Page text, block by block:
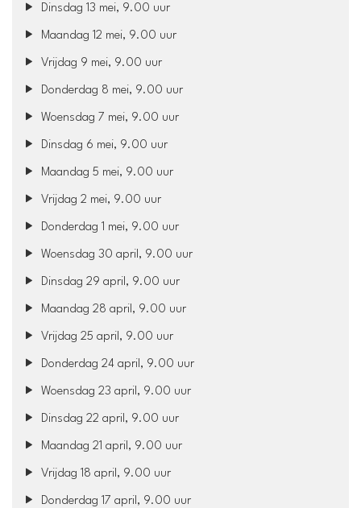
Dinsdag 13 mei, 9.00 uur
Maandag 12 mei, 9.00 uur
Vrijdag 9 mei, 9.00 uur
Donderdag 8 mei, 9.00 uur
Woensdag 7 mei, 9.00 uur
Dinsdag 6 mei, 9.00 uur
Maandag 5 mei, 9.00 uur
Vrijdag 2 mei, 9.00 uur
Donderdag 1 mei, 9.00 uur
Woensdag 30 april, 9.00 uur
Dinsdag 29 april, 9.00 uur
Maandag 28 april, 9.00 uur
Vrijdag 25 april, 9.00 uur
Donderdag 24 april, 9.00 uur
Woensdag 23 april, 9.00 uur
Dinsdag 22 april, 9.00 uur
Maandag 21 april, 9.00 uur
Vrijdag 18 april, 9.00 uur
Donderdag 17 april, 9.00 uur